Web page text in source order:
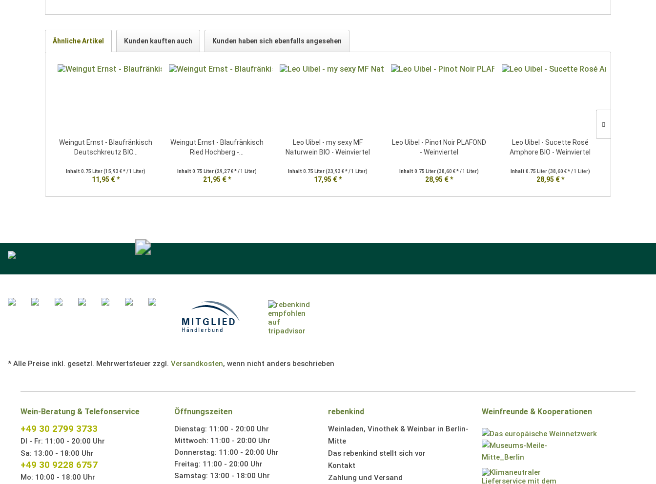
Ähnliche Artikel Kunden kauften auch Kunden haben sich ebenfalls angesehen
Weingut Ernst - Blaufränkisch
Deutschkreutz BIO...
Inhalt0.75 Liter(15,93 € * / 1 Liter)
11,95 € *
Weingut Ernst - Blaufränkisch
Ried Hochberg -...
Inhalt 0.75 Liter(29,27 € * / 1 Liter)
21,95 € *
Leo Uibel - my sexy MF
Naturwein BIO - Weinviertel
Inhalt0.75 Liter(23,93 € * / 1 Liter)
17,95 € *
Leo Uibel - Pinot Noir PLAFOND
- Weinviertel
Inhalt0.75 Liter(38,60 € * / 1 Liter)
28,95 € *
Leo Uibel - Sucette Rosé
Amphore BIO - Weinviertel
Inhalt 0.75 Liter(38,60 € * / 1 Liter)
28,95 € *
* Alle Preise inkl. gesetzl. Mehrwertsteuer zzgl. Versandkosten, wenn nicht anders beschrieben
Wein-Beratung & Telefonservice
+49 30 2799 3733
DI - Fr: 11:00 - 20:00 Uhr
Sa: 13:00 - 18:00 Uhr
+49 30 9228 6757
Mo: 10:00 - 18:00 Uhr
Öffnungszeiten
Dienstag: 11:00 - 20:00 Uhr
Mittwoch: 11:00 - 20:00 Uhr
Donnerstag: 11:00 - 20:00 Uhr
Freitag: 11:00 - 20:00 Uhr
Samstag: 13:00 - 18:00 Uhr
rebenkind
Weinladen, Vinothek & Weinbar in Berlin-
Mitte
Das rebenkind stellt sich vor
Kontakt
Zahlung und Versand
Weinfreunde & Kooperationen